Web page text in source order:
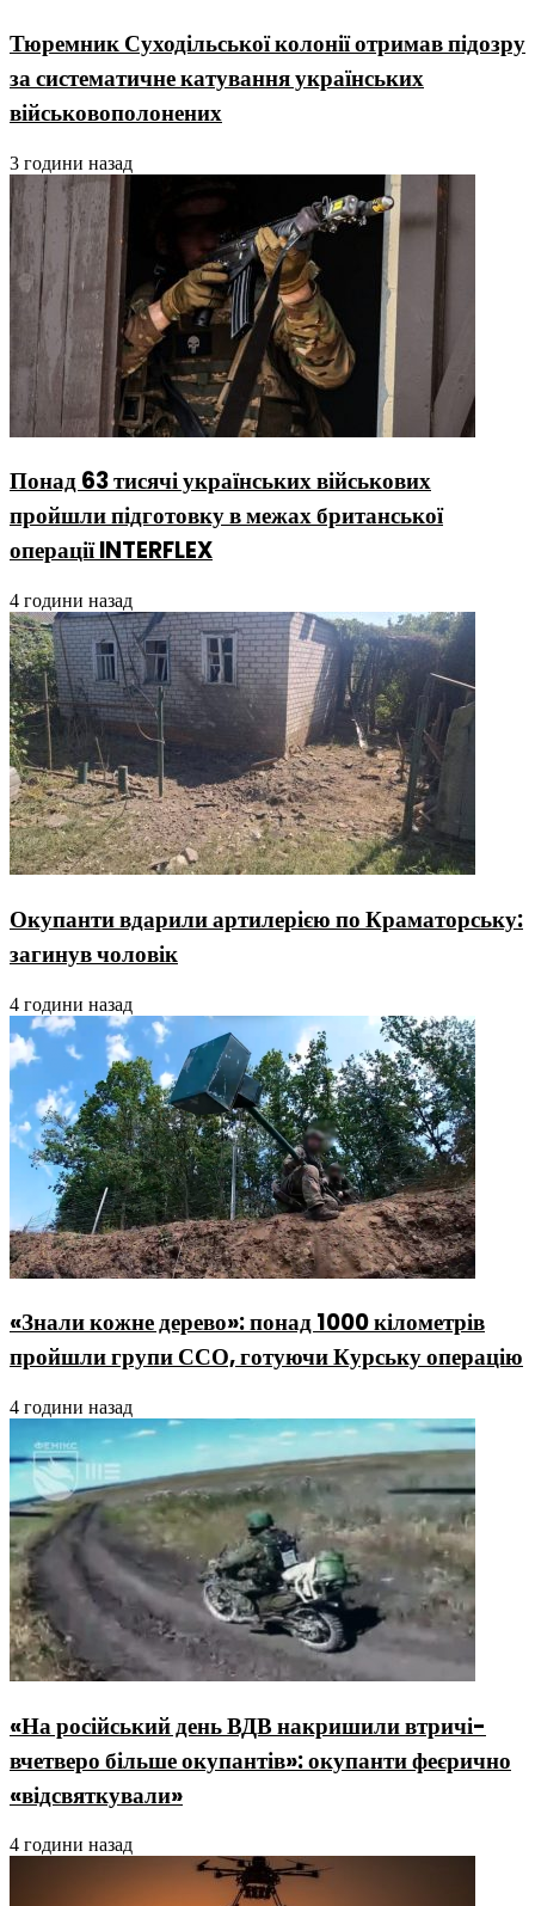
Тюремник Суходільської колонії отримав підозру
за систематичне катування українських
військовополонених
3 години назад
Понад 63 тисячі українських військових
пройшли підготовку в межах британської
операції INTERFLEX
4 години назад
Окупанти вдарили артилерією по Краматорську:
загинув чоловік
4 години назад
«Знали кожне дерево»: понад 1000 кілометрів
пройшли групи ССО, готуючи Курську операцію
4 години назад
«На російський день ВДВ накришили втричі-
вчетверо більше окупантів»: окупанти феєрично
«відсвяткували»
4 години назад